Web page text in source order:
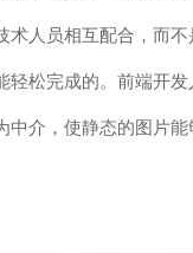
术人员相互配合，而
轻松完成的。前端开发
中介， 使静态的图片能